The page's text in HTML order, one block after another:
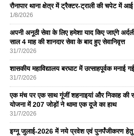
रौनापार थाना क्षेत्र में ट्रैक्टर-ट्राली की चपेट में आई
1/8/2026
अपनी अनूठी सेवा के लिए हमेशा याद किए जाएंगे
साल 4 माह की शानदार सेवा के बाद हुए सेवानिवृत्त
31/7/2026
शासकीय महाविद्यालय बरघाट में उत्साहपूर्वक मनाई
31/7/2026
एक मंच पर एक साथ गूंजीं शहनाइयां और निकाह की
योजना में 207 जोड़ों ने थामा एक दूजे का हाथ
31/7/2026
इग्नू जुलाई-2026 में नये प्रवेश एवं पुनर्पंजीकरण